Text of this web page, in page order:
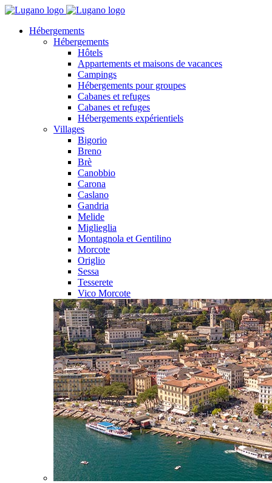
Hébergements
Hébergements
Hôtels
Appartements et maisons de vacances
Campings
Hébergements pour groupes
Cabanes et refuges
Cabanes et refuges
Hébergements expérientiels
Villages
Bigorio
Breno
Brè
Canobbio
Carona
Caslano
Gandria
Melide
Miglieglia
Montagnola et Gentilino
Morcote
Origlio
Sessa
Tesserete
Vico Morcote